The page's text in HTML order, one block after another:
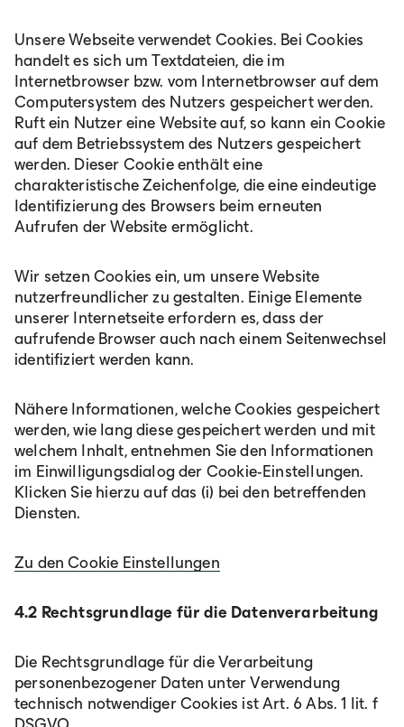
Unsere Webseite verwendet Cookies. Bei Cookies
handelt es sich um Textdateien, die im
Internetbrowser bzw. vom Internetbrowser auf dem
Computersystem des Nutzers gespeichert werden.
Ruft ein Nutzer eine Website auf, so kann ein Cookie
auf dem Betriebssystem des Nutzers gespeichert
werden. Dieser Cookie enthält eine
charakteristische Zeichenfolge, die eine eindeutige
Identifizierung des Browsers beim erneuten
Aufrufen der Website ermöglicht.
Wir setzen Cookies ein, um unsere Website
nutzerfreundlicher zu gestalten. Einige Elemente
unserer Internetseite erfordern es, dass der
aufrufende Browser auch nach einem Seitenwechsel
identifiziert werden kann.
Nähere Informationen, welche Cookies gespeichert
werden, wie lang diese gespeichert werden und mit
welchem Inhalt, entnehmen Sie den Informationen
im Einwilligungsdialog der Cookie-Einstellungen.
Klicken Sie hierzu auf das (i) bei den betreffenden
Diensten.
Zu den Cookie Einstellungen
4.2 Rechtsgrundlage für die Datenverarbeitung
Die Rechtsgrundlage für die Verarbeitung
personenbezogener Daten unter Verwendung
technisch notwendiger Cookies ist Art. 6 Abs. 1 lit. f